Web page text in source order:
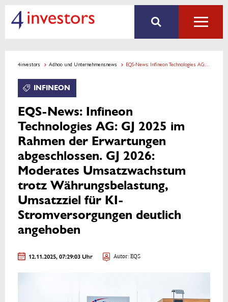
4investors Adhoc- und Unternehmensnews EQS-News: Infineon Technologies AG: GJ 2025 im Rahmen der Erwartungen abgeschlossen. GJ 2026: Moderates Umsatzwachstum trotz Währungsbelastung, Umsatzziel für KI-Stromversorgungen deutlich angehoben
INFINEON
EQS-News: Infineon
Technologies AG: GJ 2025 im
Rahmen der Erwartungen
abgeschlossen. GJ 2026:
Moderates Umsatzwachstum
trotz Währungsbelastung,
Umsatzziel für KI-
Stromversorgungen deutlich
angehoben
12.11.2025, 07:29:03 Uhr Autor: EQS